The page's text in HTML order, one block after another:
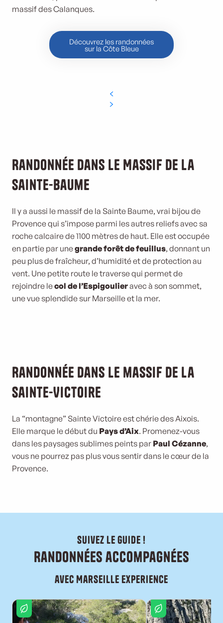
massif des Calanques.
Découvrez les randonnées
sur la Côte Bleue
Randonnée dans le Massif de la
Sainte-Baume
Il y a aussi le massif de la Sainte Baume, vrai bijou de
Provence qui s’impose parmi les autres reliefs avec sa
roche calcaire de 1100 mètres de haut. Elle est occupée
en partie par unegrande forêt de feuillus, donnant un
peu plus de fraîcheur, d’humidité et de protection au
vent. Une petite route le traverse qui permet de
rejoindre lecol de l’Espigoulieravec à son sommet,
une vue splendide sur Marseille et la mer.
Randonnée dans le massif de la
Sainte-Victoire
La “montagne” Sainte Victoire est chérie des Aixois.
Elle marque le début du Pays d’Aix. Promenez-vous
dans les paysages sublimes peints par Paul Cézanne,
vous ne pourrez pas plus vous sentir dans le cœur de la
Provence.
Suivez le guide !
Randonnées accompagnées
avec Marseille Experience